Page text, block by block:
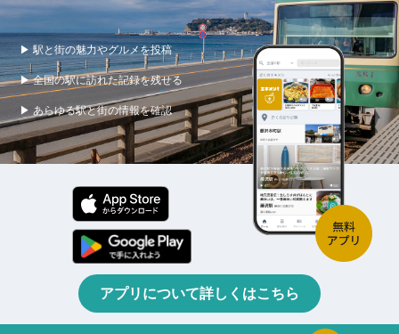
▶ 駅と街の魅力やグルメを投稿
▶ 全国の駅に訪れた記録を残せる
▶ あらゆる駅と街の情報を確認
アプリについて詳しくはこちら